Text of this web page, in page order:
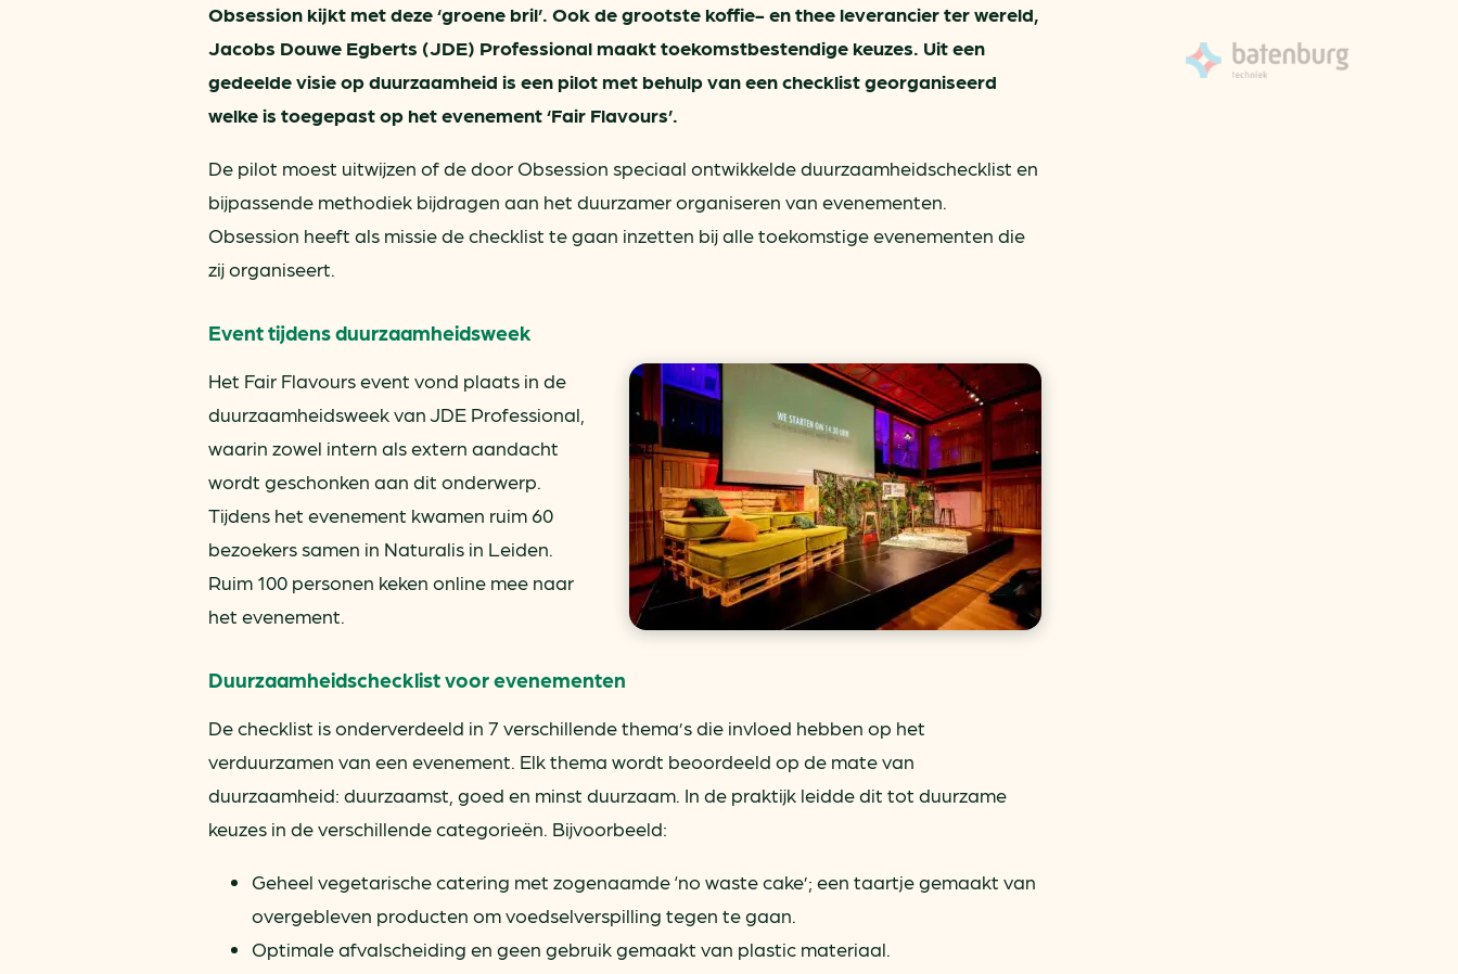
Obsession kijkt met deze ‘groene bril’. Ook de grootste koffie- en thee leverancier ter wereld,
Jacobs Douwe Egberts (JDE) Professional maakt toekomstbestendige keuzes. Uit een
gedeelde visie op duurzaamheid is een pilot met behulp van een checklist georganiseerd
welke is toegepast op het evenement ‘Fair Flavours’.
De pilot moest uitwijzen of de door Obsession speciaal ontwikkelde duurzaamheidschecklist en
bijpassende methodiek bijdragen aan het duurzamer organiseren van evenementen.
Obsession heeft als missie de checklist te gaan inzetten bij alle toekomstige evenementen die
zij organiseert.
Event tijdens duurzaamheidsweek
Het Fair Flavours event vond plaats in de
duurzaamheidsweek van JDE Professional,
waarin zowel intern als extern aandacht
wordt geschonken aan dit onderwerp.
Tijdens het evenement kwamen ruim 60
bezoekers samen in Naturalis in Leiden.
Ruim 100 personen keken online mee naar
het evenement.
Duurzaamheidschecklist voor evenementen
De checklist is onderverdeeld in 7 verschillende thema’s die invloed hebben op het
verduurzamen van een evenement. Elk thema wordt beoordeeld op de mate van
duurzaamheid: duurzaamst, goed en minst duurzaam. In de praktijk leidde dit tot duurzame
keuzes in de verschillende categorieën. Bijvoorbeeld:
Geheel vegetarische catering met zogenaamde ‘no waste cake’; een taartje gemaakt van
overgebleven producten om voedselverspilling tegen te gaan.
Optimale afvalscheiding en geen gebruik gemaakt van plastic materiaal.